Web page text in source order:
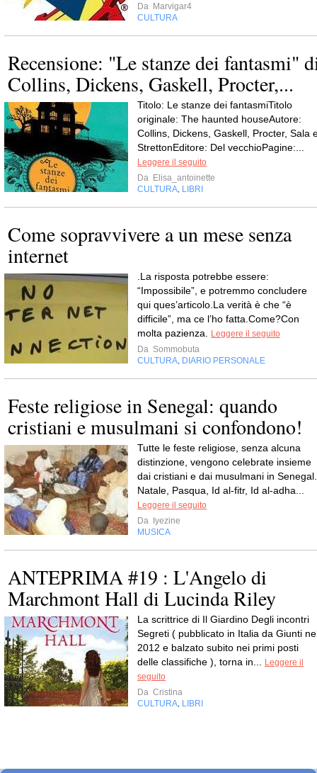
Da Marvigar4
CULTURA
Recensione: "Le stanze dei fantasmi"
Collins, Dickens, Gaskell, Procter,...
Titolo: Le stanze dei fantasmiTitolo
originale: The haunted houseAutore:
Collins, Dickens, Gaskell, Procter, Sala
StrettonEditore: Del vecchioPagine:...
Leggere il seguito
Da Elisa_antoinette
CULTURA LIBRI
Come sopravvivere a un mese senza
internet
.La risposta potrebbe essere:
“Impossibile”, e potremmo concludere
qui ques’articolo.La verità è che “è
difficile”, ma ce l’ho fatta.Come?Con
molta pazienza.
Leggere il seguito
Da Sommobuta
CULTURA DIARIO PERSONALE
Feste religiose in Senegal: quando
cristiani e musulmani si confondono!
Tutte le feste religiose, senza alcuna
distinzione, vengono celebrate insieme
dai cristiani e dai musulmani in Senegal.
Natale, Pasqua, Id al-fitr, Id al-adha...
Leggere il seguito
Da Iyezine
MUSICA
ANTEPRIMA #19 : L'Angelo di
Marchmont Hall di Lucinda Riley
La scrittrice di Il Giardino Degli incontri
Segreti ( pubblicato in Italia da Giunti
2012 e balzato subito nei primi posti
delle classifiche ), torna in...
Leggere il
seguito
Da Cristina
CULTURA LIBRI